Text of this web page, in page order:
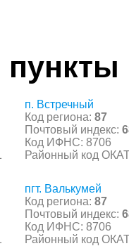
п. Встречный
Код региона: 87
Почтовый индекс:
Код ИФНС: 8706
Районный код
пгт. Валькумей
Код региона: 87
Почтовый индекс:
Код ИФНС: 8706
Районный код